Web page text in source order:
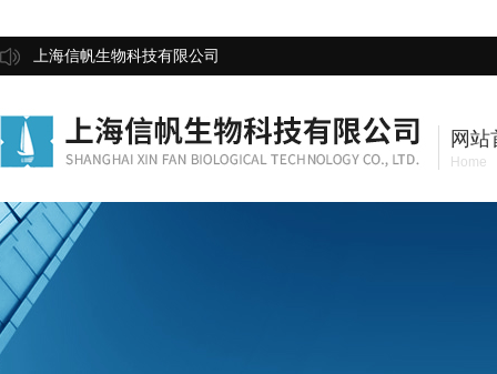
上海信帆生物科技有限公司
网站
Home